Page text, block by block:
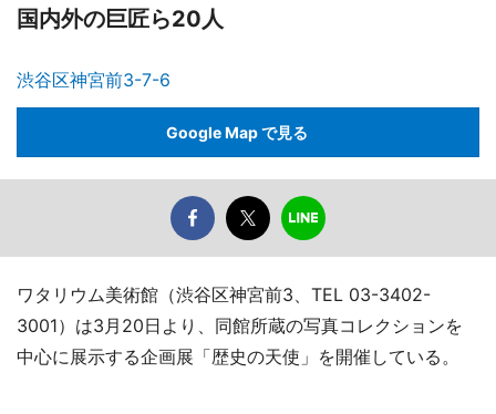
国内外の巨匠ら20人
渋谷区神宮前3-7-6
Google Map で見る
ワタリウム美術館（渋谷区神宮前3、TEL 03-3402-
3001）は3月20日より、同館所蔵の写真コレクションを
中心に展示する企画展「歴史の天使」を開催している。